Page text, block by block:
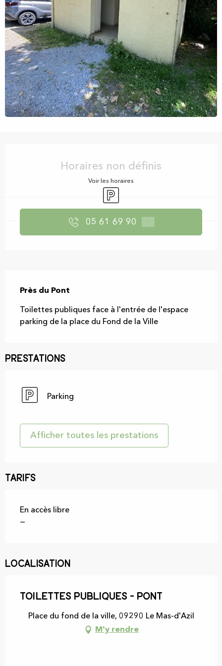
Horaires non définis
Voir les horaires
Parking
05 61 69 90 ▒▒
Près du Pont
Toilettes publiques face à l'entrée de l'espace
parking de la place du Fond de la Ville
Prestations
Parking
Afficher toutes les prestations
Tarifs
En accès libre
—
Localisation
Toilettes publiques - pont
Place du fond de la ville, 09290 Le Mas-d'Azil
M'y rendre